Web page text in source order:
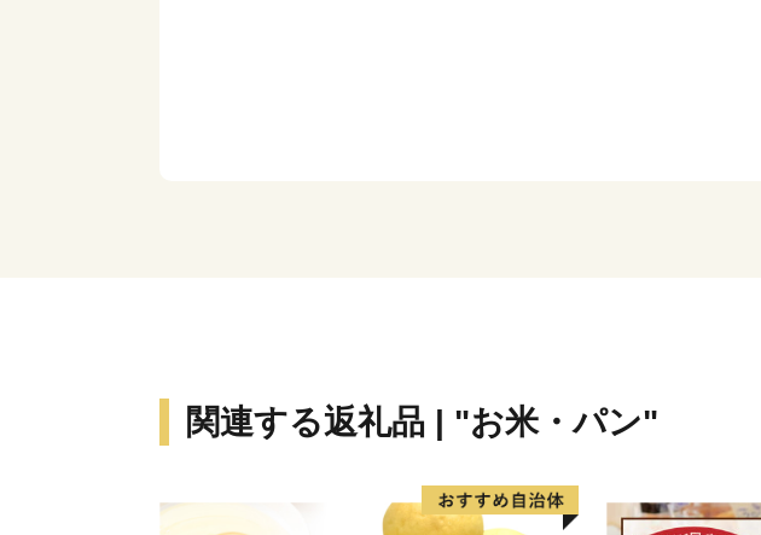
関連する返礼品 | "お米・パン"